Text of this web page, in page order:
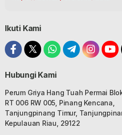
Ikuti Kami
Hubungi Kami
Perum Griya Hang Tuah Permai
RT 006 RW 005, Pinang Kencana,
Tanjungpinang Timur,
Kepulauan Riau, 29122